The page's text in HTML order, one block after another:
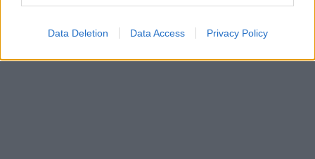
Data Deletion Data Access Privacy Policy